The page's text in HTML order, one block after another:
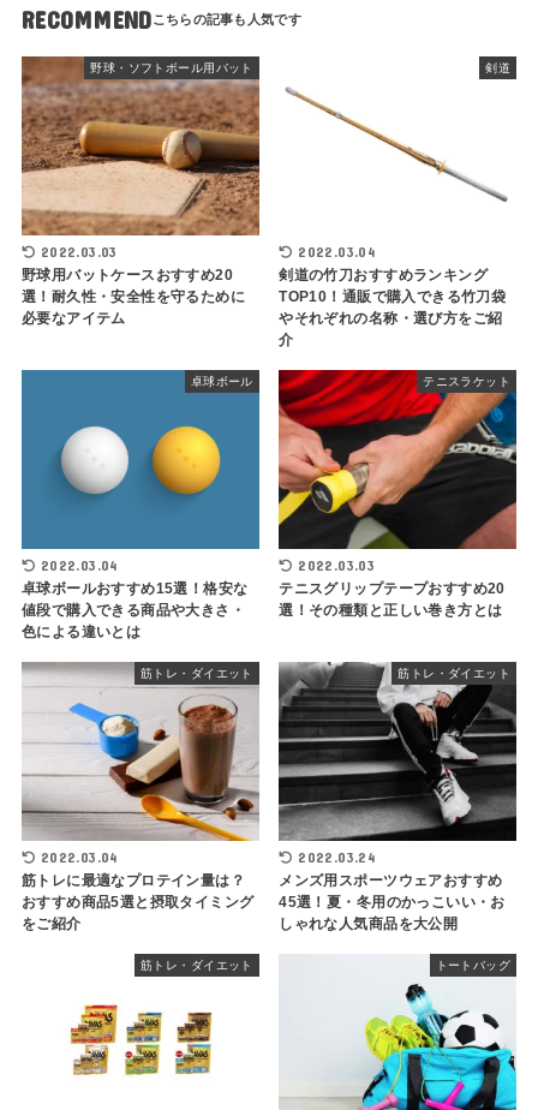
RECOMMEND
野球・ソフトボール用バット
2022.03.03
野球用バットケースおすすめ20
選！耐久性・安全性を守るために
必要なアイテム
剣道
2022.03.04
剣道の竹刀おすすめランキング
TOP10！通販で購入できる竹刀袋
やそれぞれの名称・選び方をご紹
介
卓球ボール
2022.03.04
卓球ボールおすすめ15選！格安な
値段で購入できる商品や大きさ・
色による違いとは
テニスラケット
2022.03.03
テニスグリップテープおすすめ20
選！その種類と正しい巻き方とは
筋トレ・ダイエット
2022.03.04
筋トレに最適なプロテイン量は？
おすすめ商品5選と摂取タイミング
をご紹介
筋トレ・ダイエット
2022.03.24
メンズ用スポーツウェアおすすめ
45選！夏・冬用のかっこいい・お
しゃれな人気商品を大公開
筋トレ・ダイエット トートバッグ